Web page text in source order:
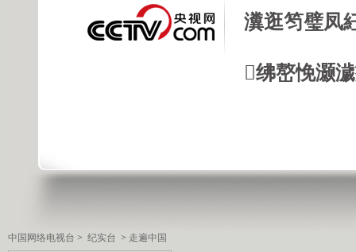
瀵逛笉璧凤
绋嶅悗灏
中国网络电视台 > 纪实台 > 走遍中国